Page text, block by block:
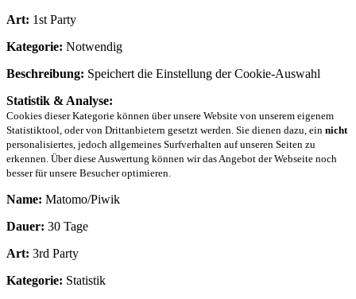
Art: 1st Party
Kategorie: Notwendig
Beschreibung: Speichert die Einstellung der Cookie-Auswahl
Statistik & Analyse:
Cookies dieser Kategorie können über unsere Website von unserem eigenem
Statistiktool, oder von Drittanbietern gesetzt werden. Sie dienen dazu, ein nicht
personalisiertes, jedoch allgemeines Surfverhalten auf unseren Seiten zu
erkennen. Über diese Auswertung können wir das Angebot der Webseite noch
besser für unsere Besucher optimieren.
Name: Matomo/Piwik
Dauer: 30 Tage
Art: 3rd Party
Kategorie: Statistik